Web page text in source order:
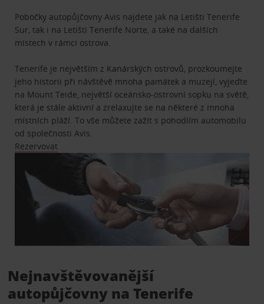
Pobočky autopůjčovny Avis najdete jak na Letišti Tenerife
Sur, tak i na Letišti Tenerife Norte, a také na dalších
místech v rámci ostrova.
Tenerife je největším z Kanárských ostrovů, prozkoumejte
jeho historii při návštěvě mnoha památek a muzejí, vyjeďte
na Mount Teide, největší oceánsko-ostrovní sopku na světě,
která je stále aktivní a zrelaxujte se na některé z mnoha
místních pláží. To vše můžete zažít s pohodlím automobilu
od společnosti Avis.
Rezervovat
Nejnavštěvovanější
autopůjčovny na Tenerife